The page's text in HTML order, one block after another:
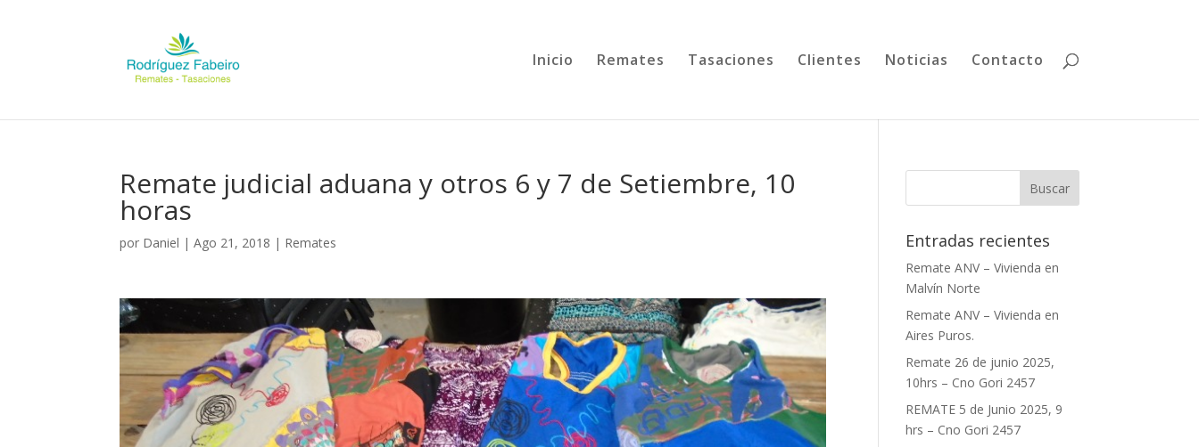
Inicio Remates Tasaciones Clientes Noticias Contacto
Remate judicial aduana y otros 6 y 7 de Setiembre, 10
horas
por Daniel |Ago 21, 2018 | Remates Entradas recientes
Remate ANV – Vivienda en
Malvín Norte
Remate ANV – Vivienda en
Aires Puros.
Remate 26 de junio 2025,
10hrs – Cno Gori 2457
REMATE 5 de Junio 2025, 9
hrs – Cno Gori 2457